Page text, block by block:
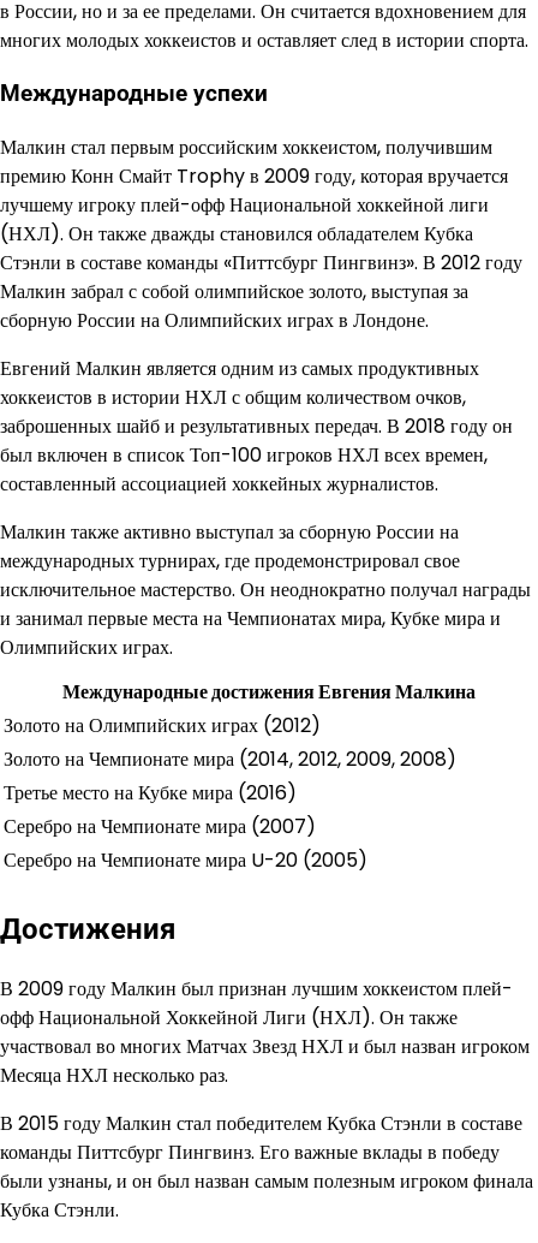
в России, но и за ее пределами. Он считается вдохновением для
многих молодых хоккеистов и оставляет след в истории спорта.
Международные успехи
Малкин стал первым российским хоккеистом, получившим
премию Конн Смайт Trophy в 2009 году, которая вручается
лучшему игроку плей-офф Национальной хоккейной лиги
(НХЛ). Он также дважды становился обладателем Кубка
Стэнли в составе команды «Питтсбург Пингвинз». В 2012 году
Малкин забрал с собой олимпийское золото, выступая за
сборную России на Олимпийских играх в Лондоне.
Евгений Малкин является одним из самых продуктивных
хоккеистов в истории НХЛ с общим количеством очков,
заброшенных шайб и результативных передач. В 2018 году он
был включен в список Топ-100 игроков НХЛ всех времен,
составленный ассоциацией хоккейных журналистов.
Малкин также активно выступал за сборную России на
международных турнирах, где продемонстрировал свое
исключительное мастерство. Он неоднократно получал награды
и занимал первые места на Чемпионатах мира, Кубке мира и
Олимпийских играх.
Международные достижения Евгения Малкина
Золото на Олимпийских играх (2012)
Золото на Чемпионате мира (2014, 2012, 2009, 2008)
Третье место на Кубке мира (2016)
Серебро на Чемпионате мира (2007)
Серебро на Чемпионате мира U-20 (2005)
Достижения
В 2009 году Малкин был признан лучшим хоккеистом плей-
офф Национальной Хоккейной Лиги (НХЛ). Он также
участвовал во многих Матчах Звезд НХЛ и был назван игроком
Месяца НХЛ несколько раз.
В 2015 году Малкин стал победителем Кубка Стэнли в составе
команды Питтсбург Пингвинз. Его важные вклады в победу
были узнаны, и он был назван самым полезным игроком финала
Кубка Стэнли.